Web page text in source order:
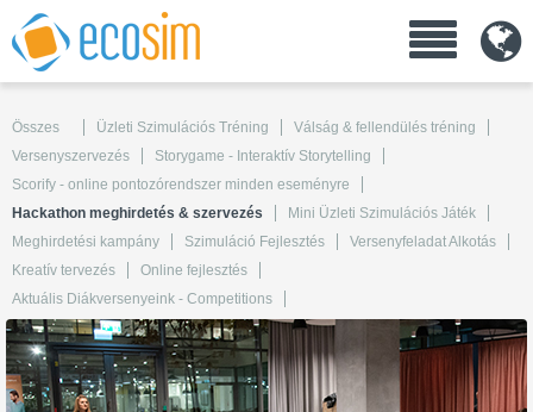
Összes Üzleti Szimulációs Tréning
Válság & fellendülés tréning
Versenyszervezés
Storygame - Interaktív Storytelling
Scorify - online pontozórendszer minden eseményre
Hackathon meghirdetés & szervezés
Mini Üzleti Szimulációs Játék
Meghirdetési kampány
Szimuláció Fejlesztés
Versenyfeladat Alkotás
Kreatív tervezés
Online fejlesztés
Aktuális Diákversenyeink - Competitions